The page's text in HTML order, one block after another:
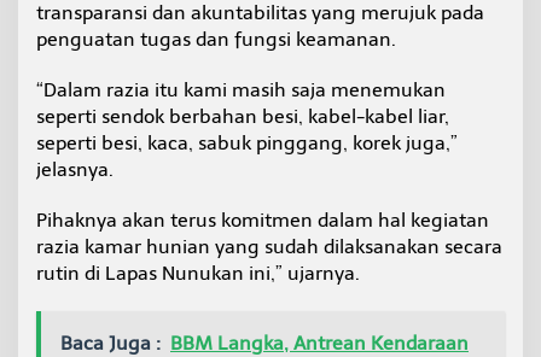
transparansi dan akuntabilitas yang merujuk pada
penguatan tugas dan fungsi keamanan.
“Dalam razia itu kami masih saja menemukan
seperti sendok berbahan besi, kabel-kabel liar,
seperti besi, kaca, sabuk pinggang, korek juga,”
jelasnya.
Pihaknya akan terus komitmen dalam hal kegiatan
razia kamar hunian yang sudah dilaksanakan secara
rutin di Lapas Nunukan ini,” ujarnya.
Baca Juga : BBM Langka, Antrean Kendaraan